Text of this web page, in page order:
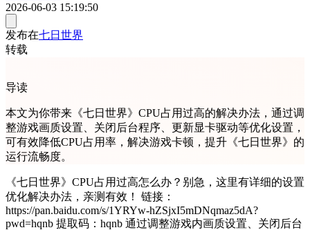
2026-06-03 15:19:50
发布在七日世界
转载
导读
本文为你带来《七日世界》CPU占用过高的解决办法，通过调
整游戏画质设置、关闭后台程序、更新显卡驱动等优化设置，
可有效降低CPU占用率，解决游戏卡顿，提升《七日世界》的
运行流畅度。
《七日世界》CPU占用过高怎么办？别急，这里有详细的设置
优化解决办法，亲测有效！ 链接：
https://pan.baidu.com/s/1YRYw-hZSjxI5mDNqmaz5dA?
pwd=hqnb 提取码：hqnb 通过调整游戏内画质设置、关闭后台